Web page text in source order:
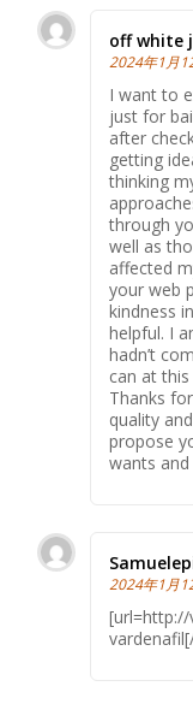
off white
2024年1月
I want to
just for
after
getting
thinking
through
well as
affected
your web
kindness
helpful. I
hadn’t
can at
Thanks
quality
propose
wants
2024年1月